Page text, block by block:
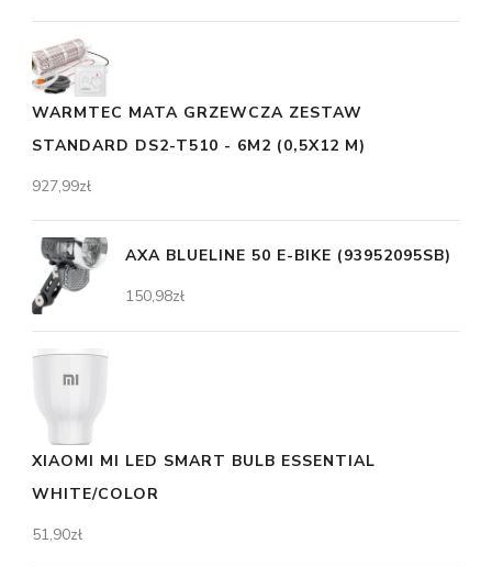
WARMTEC MATA GRZEWCZA ZESTAW
STANDARD DS2-T510 - 6M2 (0,5X12 M)
927,99zł
AXA BLUELINE 50 E-BIKE (93952095SB)
150,98zł
XIAOMI MI LED SMART BULB ESSENTIAL
WHITE/COLOR
51,90zł